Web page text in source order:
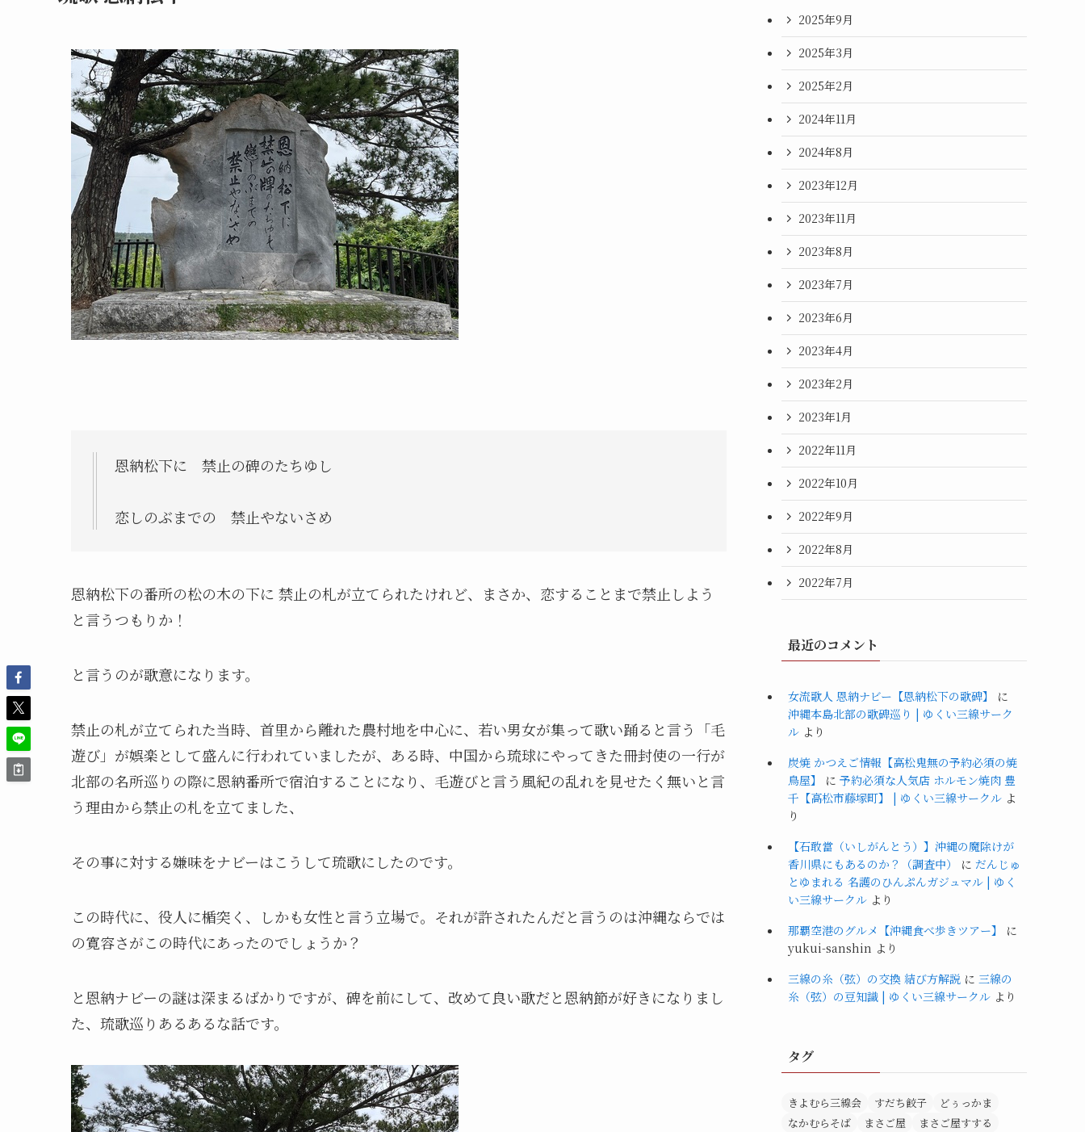
恩納松下に 禁止の碑のたちゆし
恋しのぶまでの 禁止やないさめ
恩納松下の番所の松の木の下に 禁止の札が立てられたけれど、まさか、恋することまで禁止しよう
と言うつもりか！
と言うのが歌意になります。
禁止の札が立てられた当時、首里から離れた農村地を中心に、若い男女が集って歌い踊ると言う「毛
遊び」が娯楽として盛んに行われていましたが、ある時、中国から琉球にやってきた冊封使の一行が
北部の名所巡りの際に恩納番所で宿泊することになり、毛遊びと言う風紀の乱れを見せたく無いと言
う理由から禁止の札を立てました、
その事に対する嫌味をナビーはこうして琉歌にしたのです。
この時代に、役人に楯突く、しかも女性と言う立場で。それが許されたんだと言うのは沖縄ならでは
の寛容さがこの時代にあったのでしょうか？
と恩納ナビーの謎は深まるばかりですが、碑を前にして、改めて良い歌だと恩納節が好きになりまし
た、琉歌巡りあるあるな話です。
2025年9月
2025年3月
2025年2月
2024年11月
2024年8月
2023年12月
2023年11月
2023年8月
2023年7月
2023年6月
2023年4月
2023年2月
2023年1月
2022年11月
2022年10月
2022年9月
2022年8月
2022年7月
最近のコメント
女流歌人 恩納ナビー【恩納松下の歌碑】
に
沖縄本島北部の歌碑巡り | ゆくい三線サーク
ル より
炭焼 かつえご情報【高松鬼無の予約必須の焼
鳥屋】
に 予約必須な人気店 ホルモン焼肉 豊
千【高松市藤塚町】 | ゆくい三線サークル よ
り
【石敢當（いしがんとう）】沖縄の魔除けが
香川県にもあるのか？（調査中）
に だんじゅ
とゆまれる 名護のひんぷんガジュマル | ゆく
い三線サークル より
那覇空港のグルメ【沖縄食べ歩きツアー】
に
yukui-sanshin より
三線の糸（弦）の交換 結び方解説 に 三線の
糸（弦）の豆知識 | ゆくい三線サークル より
タグ
きよむら三線会 すだち餃子
どぅっかま
なかむらそば
まさご屋
まさご屋すする